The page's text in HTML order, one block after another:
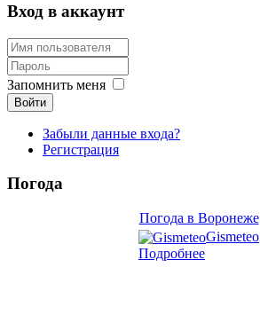
Вход в аккаунт
Запомнить меня
Войти
Забыли данные входа?
Регистрация
Погода
Погода в Воронеже
Gismeteo
Подробнее